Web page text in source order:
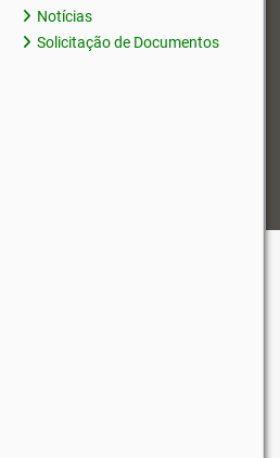
Notícias
Solicitação de Documentos